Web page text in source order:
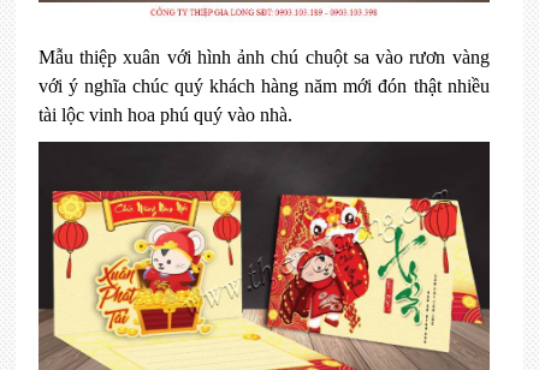
Mẫu thiệp xuân với hình ảnh chú chuột sa vào rươn vàng
với ý nghĩa chúc quý khách hàng năm mới đón thật nhiều
tài lộc vinh hoa phú quý vào nhà.